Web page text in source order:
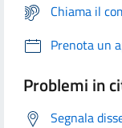
Chiama il
Prenota un
Problemi in
Segnala